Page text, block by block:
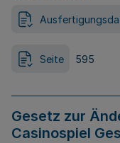
Seite 595
Gesetz zur
Casinospiel